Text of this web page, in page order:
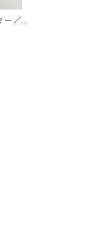
／津
文様
マー